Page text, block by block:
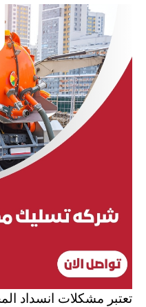
تعتبر مشكلات انسداد